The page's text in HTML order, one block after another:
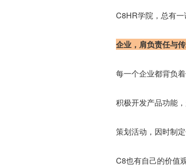
C8HR学院，总有一
企业，肩负责任与传
每一个企业都背负
积极开发产品功能
策划活动，因时制
C8也有自己的价值